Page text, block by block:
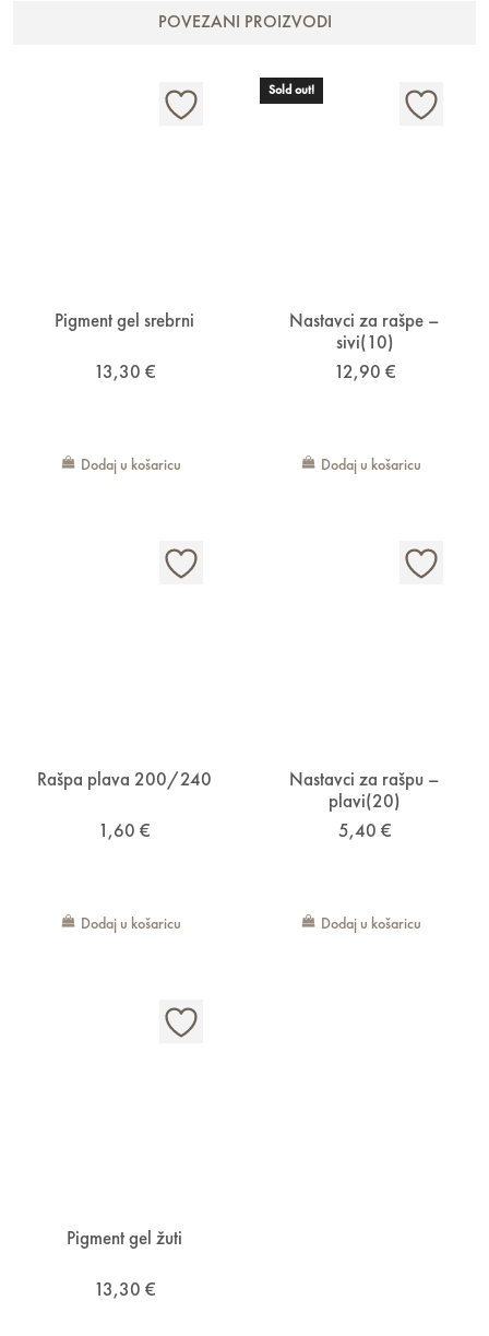
POVEZANI PROIZVODI
Pigment gel srebrni
13,30 €
Dodaj u košaricu
Sold out!
Nastavci za rašpe –
sivi(10)
12,90 €
Dodaj u košaricu
Rašpa plava 200/240
1,60 €
Dodaj u košaricu
Nastavci za rašpu –
plavi(20)
5,40 €
Dodaj u košaricu
Pigment gel žuti
13,30 €